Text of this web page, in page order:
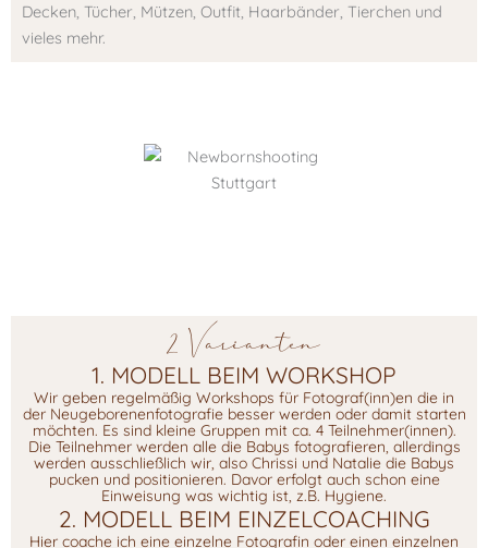
Decken, Tücher, Mützen, Outfit, Haarbänder, Tierchen und
vieles mehr.
2 Varianten
1. MODELL BEIM WORKSHOP
Wir geben regelmäßig Workshops für Fotograf(inn)en die in
der Neugeborenenfotografie besser werden oder damit starten
möchten. Es sind kleine Gruppen mit ca. 4 Teilnehmer(innen).
Die Teilnehmer werden alle die Babys fotografieren, allerdings
werden ausschließlich wir, also Chrissi und Natalie die Babys
pucken und positionieren. Davor erfolgt auch schon eine
Einweisung was wichtig ist, z.B. Hygiene.
2. MODELL BEIM EINZELCOACHING
Hier coache ich eine einzelne Fotografin oder einen einzelnen